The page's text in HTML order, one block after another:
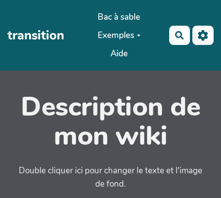
Aller au contenu principal
transition
Bac à sable
Exemples
Aide
Description de
mon wiki
Double cliquer ici pour changer le texte et l'image
de fond.